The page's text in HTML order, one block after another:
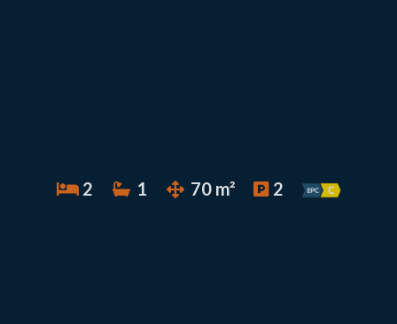
2 1 70 m² 2